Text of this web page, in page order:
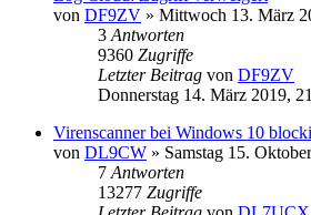
von DF9ZV » Mittwoch 13. März
3 Antworten
9360 Zugriffe
Letzter Beitrag von DF9ZV
Donnerstag 14. März 2019,
Virenscanner bei Windows 10
von DL9CW » Samstag 15.
7 Antworten
13277 Zugriffe